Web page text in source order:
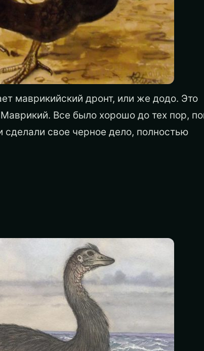
маврикийский дронт, или же додо. Это
Все было хорошо до тех пор,
сделали свое черное дело, полностью